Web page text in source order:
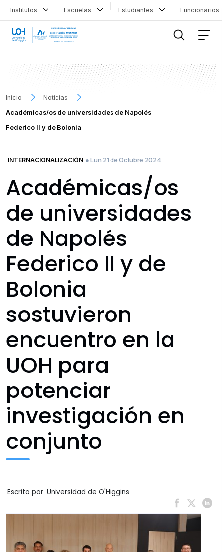
Institutos Escuelas Estudiantes
Inicio
Noticias
Académicas/os de universidades de Napolés
Federico II y de Bolonia
INTERNACIONALIZACIÓN ● Lun 21 de Octubre 2024
Académicas/os
de universidades
de Napolés
Federico II y de
Bolonia
sostuvieron
encuentro en la
UOH para
potenciar
investigación en
conjunto
Escrito por Universidad de O'Higgins